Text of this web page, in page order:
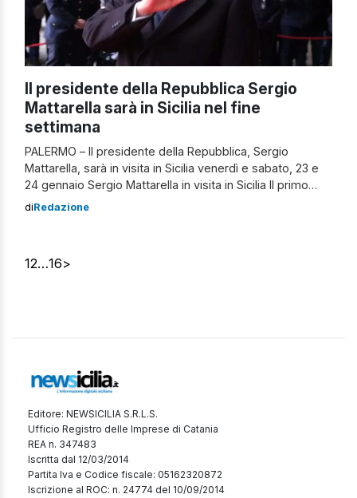
Il presidente della Repubblica Sergio
Mattarella sarà in Sicilia nel fine
settimana
PALERMO – Il presidente della Repubblica, Sergio
Mattarella, sarà in visita in Sicilia venerdì e sabato, 23 e
24 gennaio Sergio Mattarella in visita in Sicilia Il primo
giorno sarà agli stabilimenti della Fincantieri a Palermo.
diRedazione
12…16>
Editore: NEWSICILIA S.R.L.S.
Ufficio Registro delle Imprese di Catania
REA n. 347483
Iscritta dal 12/03/2014
Partita Iva e Codice fiscale: 05162320872
Iscrizione al ROC: n. 24774 del 10/09/2014